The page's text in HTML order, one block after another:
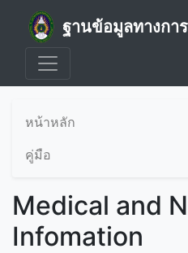
ฐานข้อมูลทางกา
หน้าหลัก
คู่มือ
Medical and
Infomation